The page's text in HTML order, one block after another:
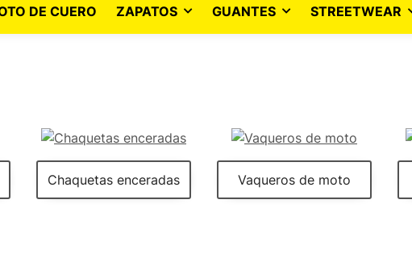
DE CUERO ZAPATOS GUANTES STREETWEAR
Chaquetas enceradas Vaqueros de moto